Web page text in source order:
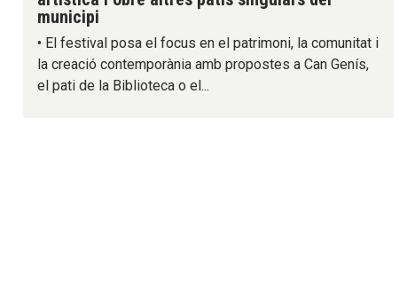
municipi
• El festival posa el focus en el patrimoni, la comunitat i
la creació contemporània amb propostes a Can Genís,
el pati de la Biblioteca o el...